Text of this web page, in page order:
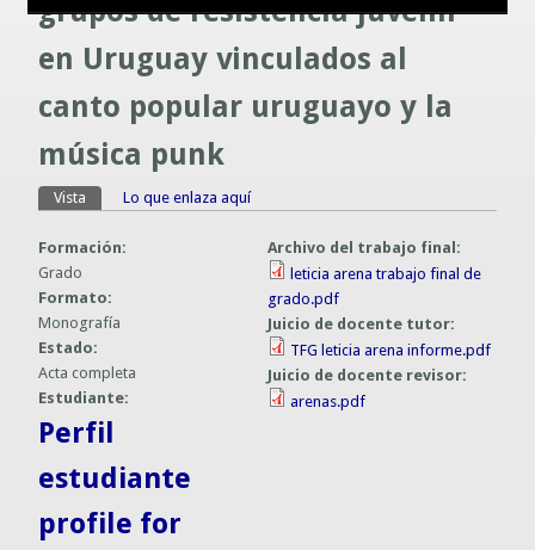
Guías prácticas o proyectos
Guías UCO
grupos de resistencia juvenil
en Uruguay vinculados al
canto popular uruguayo y la
música punk
Solapas principales
Vista (solapa activa)
Lo que enlaza aquí
Formación:
Grado
Formato:
Monografía
Estado:
Acta completa
Estudiante:
Perfil
estudiante
profile for
Archivo del trabajo final:
leticia arena trabajo final de
grado.pdf
Juicio de docente tutor:
TFG leticia arena informe.pdf
Juicio de docente revisor:
arenas.pdf